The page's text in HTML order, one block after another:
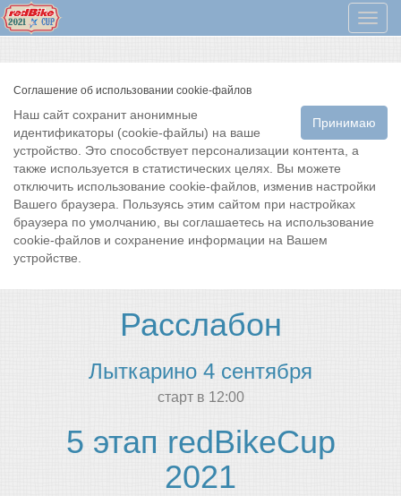
Меню
Соглашение об использовании cookie-файлов
Принимаю
Наш сайт сохранит анонимные
идентификаторы (cookie-файлы) на ваше
устройство. Это способствует персонализации контента, а
также используется в статистических целях. Вы можете
отключить использование cookie-файлов, изменив настройки
Вашего браузера. Пользуясь этим сайтом при настройках
браузера по умолчанию, вы соглашаетесь на использование
cookie-файлов и сохранение информации на Вашем
устройстве.
Расслабон
Лыткарино 4 сентября
cтарт в 12:00
5 этап redBikeCup
2021